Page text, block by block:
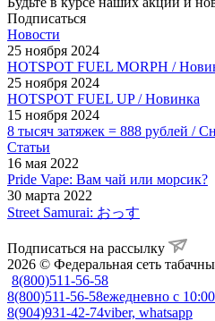
Подписаться
Новости
25 ноября 2024
HOTSPOT FUEL MORPH /
25 ноября 2024
HOTSPOT FUEL UP / Новинка
15 ноября 2024
8 тысяч затяжек = 888 рублей /
Статьи
16 мая 2022
Pride Vape: Вам чай или морсик?
30 марта 2022
Street Samurai: おっす
Подписаться на рассылку
2026 © Федеральная сеть
8(800)511-56-58
8(800)511-56-58ежедневно с
8(904)931-42-74viber, whatsapp